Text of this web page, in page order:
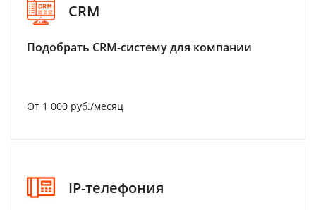
CRM
Подобрать CRM-систему для компании
От 1 000 руб./месяц
IP-телефония